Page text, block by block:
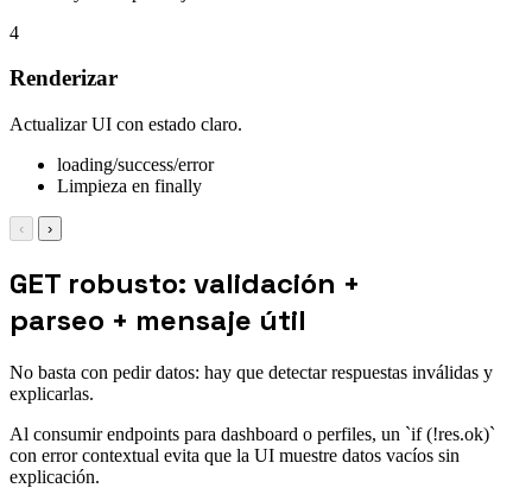
4
Renderizar
Actualizar UI con estado claro.
loading/success/error
Limpieza en finally
‹ ›
GET robusto: validación +
parseo + mensaje útil
No basta con pedir datos: hay que detectar respuestas inválidas y
explicarlas.
Al consumir endpoints para dashboard o perfiles, un `if (!res.ok)`
con error contextual evita que la UI muestre datos vacíos sin
explicación.